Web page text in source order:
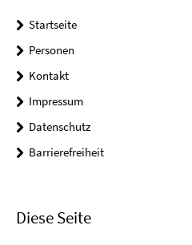
Startseite
Personen
Kontakt
Impressum
Datenschutz
Barrierefreiheit
Diese Seite